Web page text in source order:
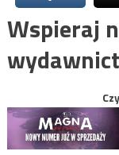
Wspieraj